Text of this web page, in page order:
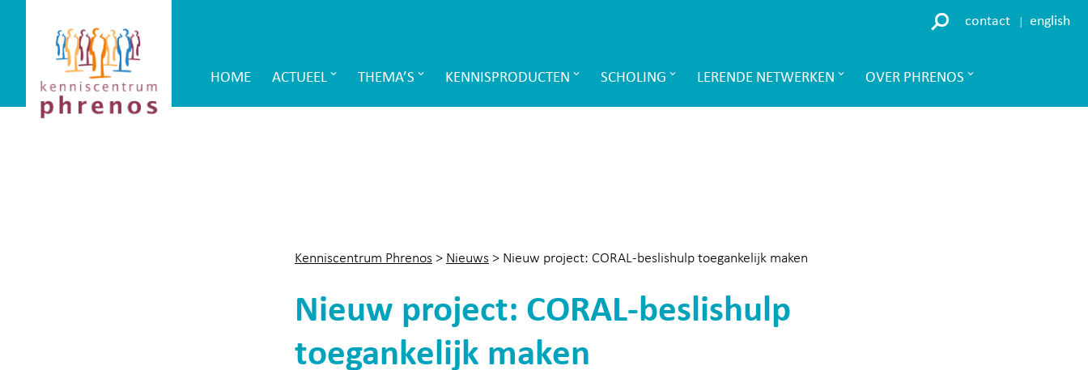
Phrenos
website
contact english
Main
HOME ACTUEEL THEMA’S KENNISPRODUCTEN SCHOLING LERENDE NETWERKEN OVER PHRENOS
Kenniscentrum Phrenos > Nieuws > Nieuw project: CORAL-beslishulp toegankelijk maken
Nieuw project: CORAL-beslishulp
toegankelijk maken